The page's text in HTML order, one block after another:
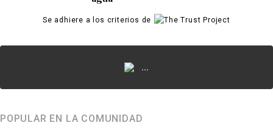
Se adhiere a los criterios de
...
POPULAR EN LA COMUNIDAD